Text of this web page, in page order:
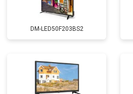
DM-LED50F203BS2